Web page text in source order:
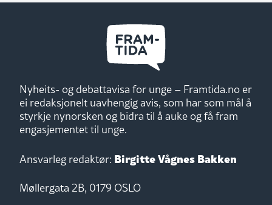
Nyheits- og debattavisa for unge – Framtida.no er
ei redaksjonelt uavhengig avis, som har som mål å
styrkje nynorsken og bidra til å auke og få fram
engasjementet til unge.
Ansvarleg redaktør: Birgitte Vågnes Bakken
Møllergata 2B, 0179 OSLO